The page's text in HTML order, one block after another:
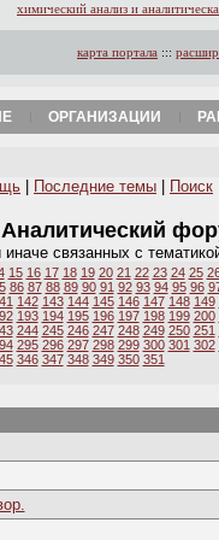
химический анализ и
карта портала :::
ОРГАНИЗАЦИИ
Последние темы Поиск
Аналитический
связанных с
15 16 17 18 19 20 21 22 23 24 25
86 87 88 89 90 91 92 93 94 95 96
142 143 144 145 146 147 148 149
193 194 195 196 197 198 199 200
244 245 246 247 248 249 250 251
295 296 297 298 299 300 301 302
346 347 348 349 350 351